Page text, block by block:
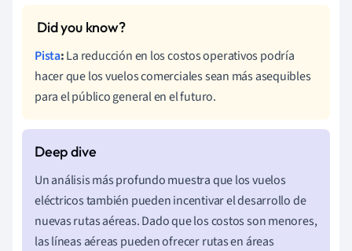
Pista:La reducción en los costos operativos podría
hacer que los vuelos comerciales sean más asequibles
para el público general en el futuro.
Un análisis más profundo muestra que los vuelos
eléctricos también pueden incentivar el desarrollo de
nuevas rutas aéreas. Dado que los costos son menores,
las líneas aéreas pueden ofrecer rutas en áreas